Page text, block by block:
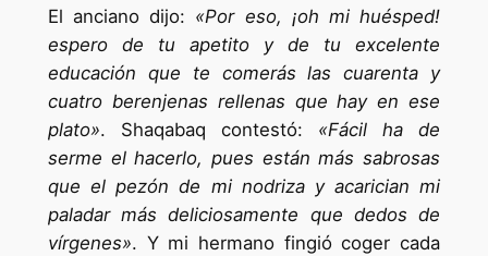
El anciano dijo: «Por eso, ¡oh mi huésped!
espero de tu apetito y de tu excelente
educación que te comerás las cuarenta y
cuatro berenjenas rellenas que hay en ese
plato». Shaqabaq contestó: «Fácil ha de
serme el hacerlo, pues están más sabrosas
que el pezón de mi nodriza y acarician mi
paladar más deliciosamente que dedos de
vírgenes». Y mi hermano fingió coger cada